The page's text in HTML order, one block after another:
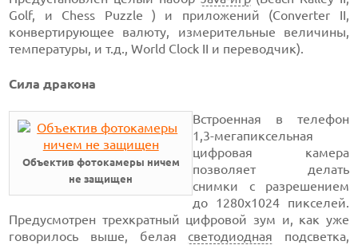
Golf, и Chess Puzzle ) и приложений (Converter II,
конвертирующее валюту, измерительные величины,
температуры, и т.д., World Clock II и переводчик).
Сила дракона
Объектив фотокамеры ничем
не защищен
Встроенная в телефон
1,3-мегапиксельная
цифровая камера
позволяет делать
снимки с разрешением
до 1280х1024 пикселей.
Предусмотрен трехкратный цифровой зум и, как уже
говорилось выше, белая светодиодная подсветка,